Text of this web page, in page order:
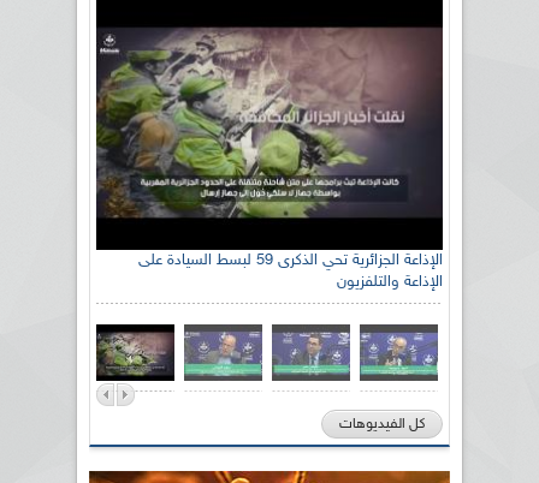
الإذاعة الجزائرية تحي الذكرى 59 لبسط السيادة على
الإذاعة والتلفزيون
كل الفيديوهات